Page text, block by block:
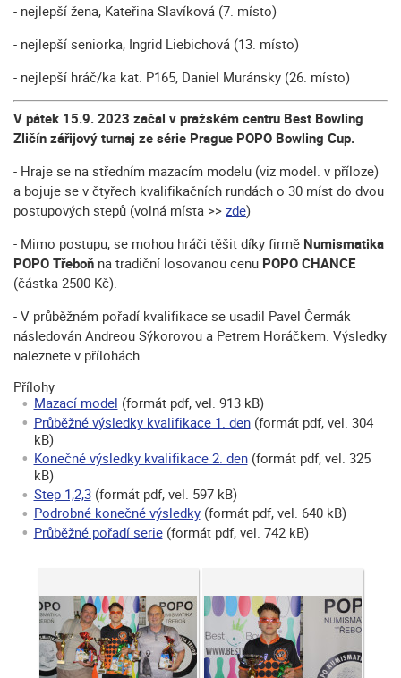
- nejlepší žena, Kateřina Slavíková (7. místo)
- nejlepší seniorka, Ingrid Liebichová (13. místo)
- nejlepší hráč/ka kat. P165, Daniel Muránsky (26. místo)
V pátek 15.9. 2023 začal v pražském centru Best Bowling
Zličín zářijový turnaj ze série Prague POPO Bowling Cup.
- Hraje se na středním mazacím modelu (viz model. v příloze)
a bojuje se v čtyřech kvalifikačních rundách o 30 míst do dvou
postupových stepů (volná místa >> zde)
- Mimo postupu, se mohou hráči těšit díky firmě Numismatika
POPO Třeboň na tradiční losovanou cenu POPO CHANCE
(částka 2500 Kč).
- V průběžném pořadí kvalifikace se usadil Pavel Čermák
následován Andreou Sýkorovou a Petrem Horáčkem. Výsledky
naleznete v přílohách.
Přílohy
Mazací model (formát pdf, vel. 913 kB)
Průběžné výsledky kvalifikace 1. den(formát pdf, vel. 304
kB)
Konečné výsledky kvalifikace 2. den(formát pdf, vel. 325
kB)
Step 1,2,3(formát pdf, vel. 597 kB)
Podrobné konečné výsledky(formát pdf, vel. 640 kB)
Průběžné pořadí serie(formát pdf, vel. 742 kB)